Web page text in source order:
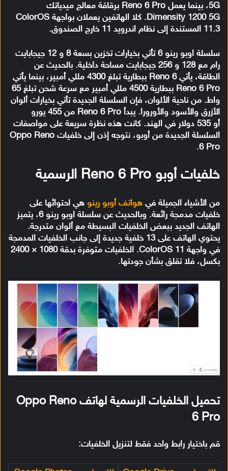
5G، بينما يعمل Reno 6 Pro برقاقة معالج ميدياتك
Dimensity 1200 5G. كلا الهاتفين يعملان بواجهة ColorOS
11.3 المستندة إلى نظام اندرويد 11 خارج الصندوق.
سلسلة اوبو رينو 6 تأتي بخيارات تخزين بسعة 8 و 12 جيجابايت
رام مع 128 و 256 جيجابايت مساحة داخلية. بالحديث عن
الطاقة، يأتي Reno 6 ببطارية تبلغ 4300 مللي أمبير، بينما يأتي
Reno 6 Pro ببطارية 4500 مللي أمبير مع سرعة شحن تبلغ 65
واط. من ناحية الألوان، فإن السلسلة الجديدة تأتي بخيارات ألوان
الأزرق والأسود والأورورا. يبدأ Reno 6 Pro من 455 يورو
أو 535 دولار في الهند. كانت هذه نظرة سريعة على مواصفات
السلسلة الجديدة من أوبو، نتوجه إذن إلى خلفيات Oppo Reno
6 Pro.
خلفيات أوبو Reno 6 Pro الرسمية
من الأشياء الجميلة في هواتف أوبو رينو هي احتوائها على
خلفيات مدمجة رائعة. وبالحديث عن سلسلة اوبو رينو 6، يتميز
الهاتف الجديد ببعض الخلفيات البسيطة مع ألوان متدرجة.
يحتوي الهاتف على 13 خلفية جديدة إلى جانب الخلفيات المدمجة
في واجهة ColorOS 11. الخلفيات متوفرة بدقة 1080 × 2400
بكسل، فلا تقلق بشأن جودتها.
تحميل الخلفيات الرسمية لهاتف Oppo Reno
6 Pro
قم باختيار رابط واحد فقط لتنزيل الخلفيات: